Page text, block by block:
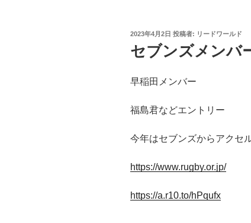
投
日:
2023年4月2日 投稿者: リードワールド
セブンズメンバ
早稲田メンバー
福島君などエントリー
今年はセブンズからアクセ
https://www.rugby.or.jp/
https://a.r10.to/hPqufx